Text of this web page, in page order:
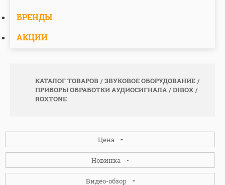
БРЕНДЫ
АКЦИИ
КАТАЛОГ ТОВАРОВ
ЗВУКОВОЕ ОБОРУДОВАНИЕ
ПРИБОРЫ ОБРАБОТКИ АУДИОСИГНАЛА
DIBOX
ROXTONE
Цена
Новинка
Видео-обзор